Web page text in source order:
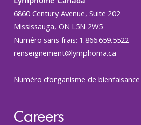
6860 Century Avenue, Suite 202
Mississauga, ON L5N 2W5
Numéro sans frais: 1.866.659.5522
renseignement@lymphoma.ca
Numéro d’organisme de bienfaisance
Careers